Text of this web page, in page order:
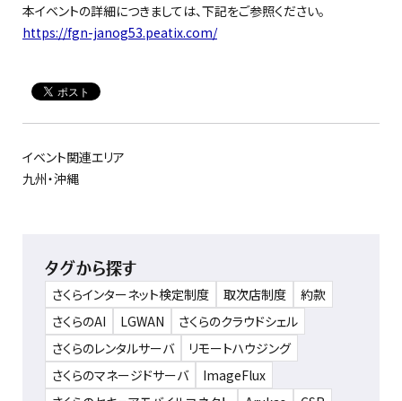
本イベントの詳細につきましては、下記をご参照ください。
https://fgn-janog53.peatix.com/
イベント関連エリア
九州・沖縄
タグから探す
さくらインターネット検定制度 取次店制度
約款
さくらのAI
LGWAN
さくらのクラウドシェル
さくらのレンタルサーバ
リモートハウジング
さくらのマネージドサーバ
ImageFlux